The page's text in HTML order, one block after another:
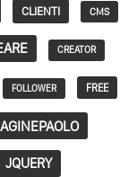
CLIENTI CMS
CREATOR
FOLLOWER FREE
JQUERY